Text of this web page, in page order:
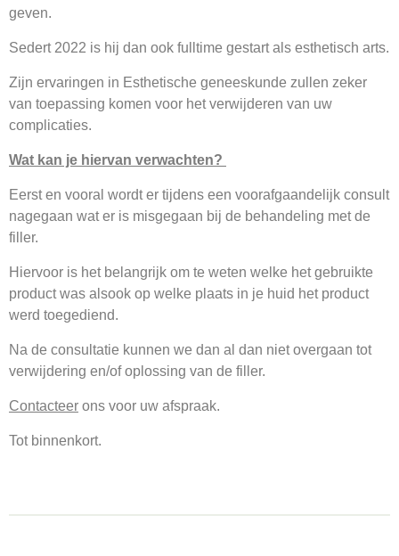
geven.
Sedert 2022 is hij dan ook fulltime gestart als esthetisch arts.
Zijn ervaringen in Esthetische geneeskunde zullen zeker
van toepassing komen voor het verwijderen van uw
complicaties.
Wat kan je hiervan verwachten?
Eerst en vooral wordt er tijdens een voorafgaandelijk consult
nagegaan wat er is misgegaan bij de behandeling met de
filler.
Hiervoor is het belangrijk om te weten welke het gebruikte
product was alsook op welke plaats in je huid het product
werd toegediend.
Na de consultatie kunnen we dan al dan niet overgaan tot
verwijdering en/of oplossing van de filler.
Contacteer ons voor uw afspraak.
Tot binnenkort.